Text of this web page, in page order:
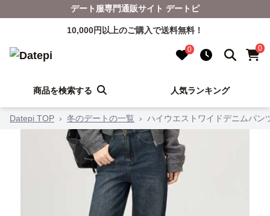
デート服専門通販サイト デートピ
10,000円以上のご購入で送料無料！
0 0
商品を検索する 人気ランキング
Datepi TOP › 冬のデートの一覧 › ハイウエストワイドデニムパン